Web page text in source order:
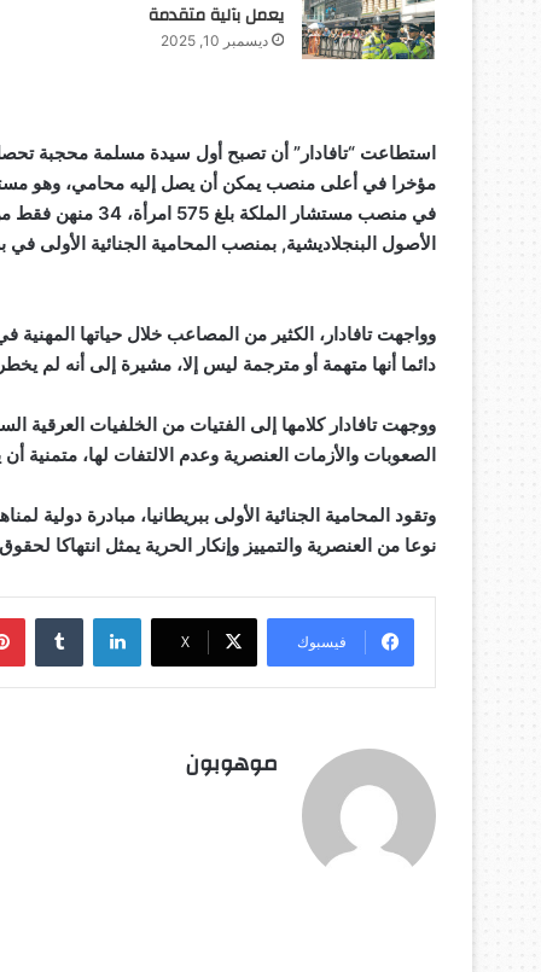
يعمل بآلية متقدمة
ديسمبر 10, 2025
استطاعت “تافادار” أن تصبح أول سيدة مسلمة محجبة
مؤخرا في أعلى منصب يمكن أن يصل إليه محامي، وهو
في منصب مستشار
الأصول البنجلاديشية, بمنصب المحامية الجنائية الأولى
وواجهت تافادار، الكثير من المصاعب خلال حياتها المهنية
دائما أنها متهمة أو مترجمة ليس إلا، مشيرة إلى أنه لم
ووجهت تافادار كلامها إلى الفتيات من الخلفيات العرقية
الصعوبات والأزمات العنصرية وعدم الالتفات لها، متمنية
وتقود المحامية الجنائية الأولى ببريطانيا، مبادرة
نوعا من العنصرية والتمييز وإنكار الحرية يمثل انتهاكا
فيسبوك ‫X
لينكدإن
موهوبون